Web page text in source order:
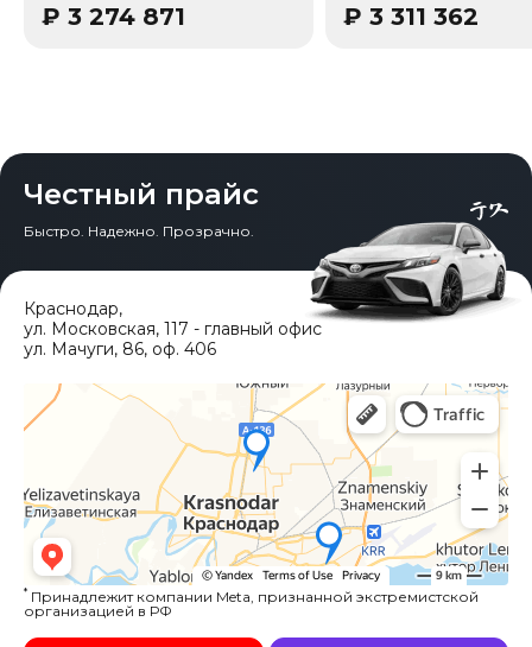
(ISOFIX), Система автоудержания (Auto Hold),
₽ 3 274 871 ₽ 3 311 362
Честный прайс
Быстро. Надежно. Прозрачно.
Краснодар,
ул. Московская, 117 - главный офис
ул. Мачуги, 86, оф. 406
* Принадлежит компании Meta, признанной экстремистской
организацией в РФ